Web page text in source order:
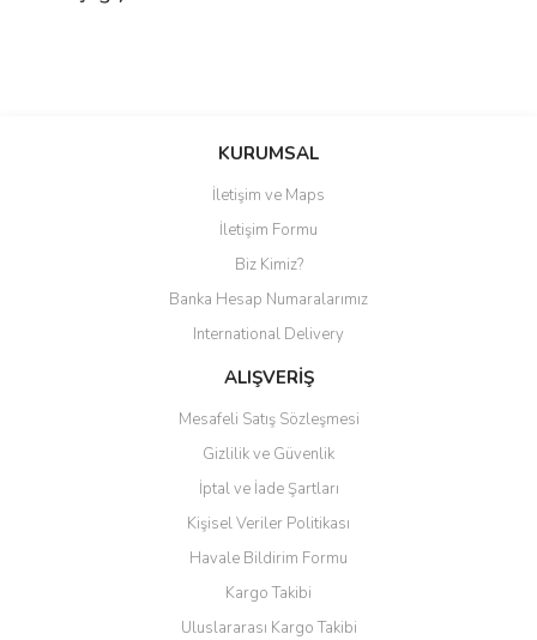
Bu ürüne ilk yorumu siz yapın!
Yorum Yaz
KURUMSAL
İletişim ve Maps
İletişim Formu
Biz Kimiz?
Banka Hesap Numaralarımız
International Delivery
ALIŞVERİŞ
Mesafeli Satış Sözleşmesi
Gizlilik ve Güvenlik
İptal ve İade Şartları
Kişisel Veriler Politikası
Havale Bildirim Formu
Kargo Takibi
Uluslararası Kargo Takibi